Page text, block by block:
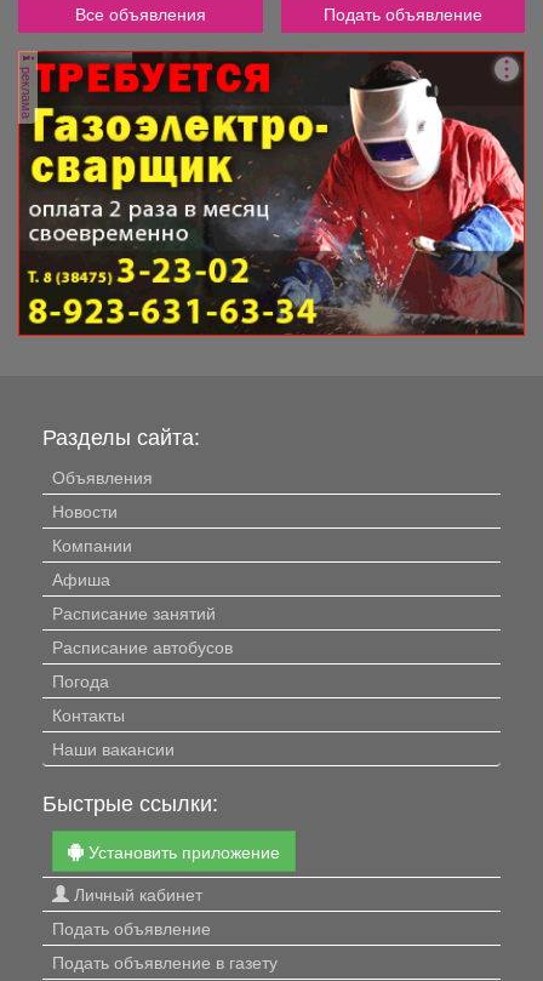
Все объявления Подать объявление
реклама
Разделы сайта:
Объявления
Новости
Компании
Афиша
Расписание занятий
Расписание автобусов
Погода
Контакты
Наши вакансии
Быстрые ссылки:
Установить приложение
Личный кабинет
Подать объявление
Подать объявление в газету